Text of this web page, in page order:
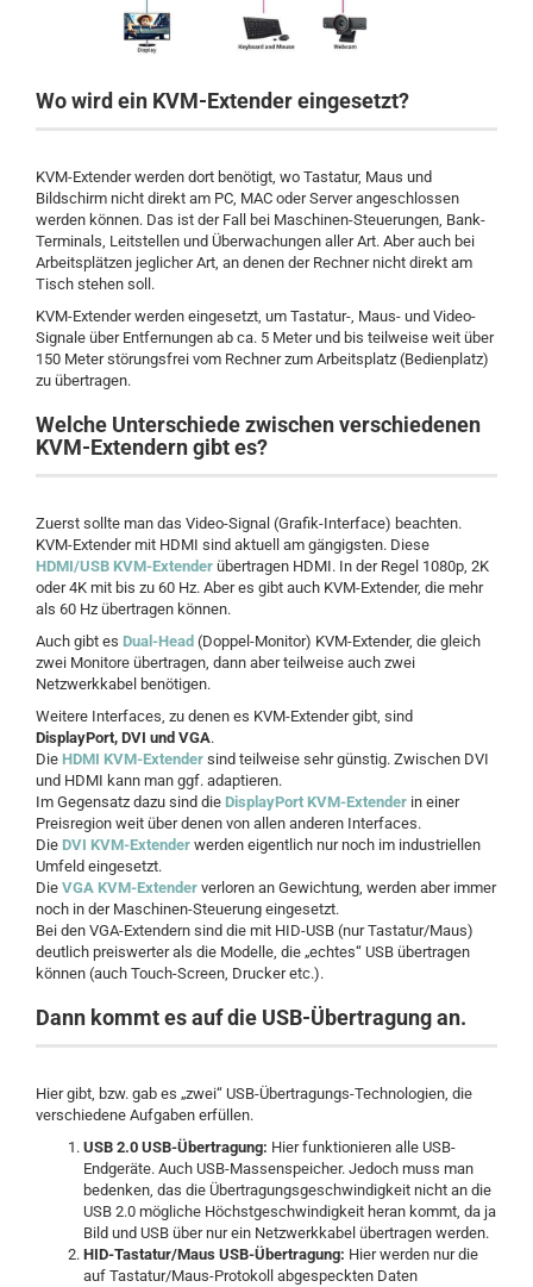
Wo wird ein KVM-Extender eingesetzt?
KVM-Extender werden dort benötigt, wo Tastatur, Maus und
Bildschirm nicht direkt am PC, MAC oder Server angeschlossen
werden können. Das ist der Fall bei Maschinen-Steuerungen, Bank-
Terminals, Leitstellen und Überwachungen aller Art. Aber auch bei
Arbeitsplätzen jeglicher Art, an denen der Rechner nicht direkt am
Tisch stehen soll.
KVM-Extender werden eingesetzt, um Tastatur-, Maus- und Video-
Signale über Entfernungen ab ca. 5 Meter und bis teilweise weit über
150 Meter störungsfrei vom Rechner zum Arbeitsplatz (Bedienplatz)
zu übertragen.
Welche Unterschiede zwischen verschiedenen
KVM-Extendern gibt es?
Zuerst sollte man das Video-Signal (Grafik-Interface) beachten.
KVM-Extender mit HDMI sind aktuell am gängigsten. Diese
HDMI/USB KVM-Extender übertragen HDMI. In der Regel 1080p, 2K
oder 4K mit bis zu 60 Hz. Aber es gibt auch KVM-Extender, die mehr
als 60 Hz übertragen können.
Auch gibt es Dual-Head (Doppel-Monitor) KVM-Extender, die gleich
zwei Monitore übertragen, dann aber teilweise auch zwei
Netzwerkkabel benötigen.
Weitere Interfaces, zu denen es KVM-Extender gibt, sind
DisplayPort, DVI und VGA.
Die HDMI KVM-Extender sind teilweise sehr günstig. Zwischen DVI
und HDMI kann man ggf. adaptieren.
Im Gegensatz dazu sind die DisplayPort KVM-Extender in einer
Preisregion weit über denen von allen anderen Interfaces.
Die DVI KVM-Extender werden eigentlich nur noch im industriellen
Umfeld eingesetzt.
Die VGA KVM-Extender verloren an Gewichtung, werden aber immer
noch in der Maschinen-Steuerung eingesetzt.
Bei den VGA-Extendern sind die mit HID-USB (nur Tastatur/Maus)
deutlich preiswerter als die Modelle, die „echtes“ USB übertragen
können (auch Touch-Screen, Drucker etc.).
Dann kommt es auf die USB-Übertragung an.
Hier gibt, bzw. gab es „zwei“ USB-Übertragungs-Technologien, die
verschiedene Aufgaben erfüllen.
USB 2.0 USB-Übertragung: Hier funktionieren alle USB-
Endgeräte. Auch USB-Massenspeicher. Jedoch muss man
bedenken, das die Übertragungsgeschwindigkeit nicht an die
USB 2.0 mögliche Höchstgeschwindigkeit heran kommt, da ja
Bild und USB über nur ein Netzwerkkabel übertragen werden.
HID-Tastatur/Maus USB-Übertragung: Hier werden nur die
auf Tastatur/Maus-Protokoll abgespeckten Daten